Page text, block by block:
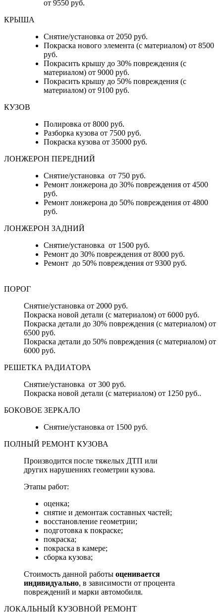
от 9550 руб.
КРЫША
Снятие/установка от 2050 руб.
Покраска нового элемента (с материалом) от 8500
руб.
Покрасить крышу до 30% повреждения (с
материалом) от 9000 руб.
Покрасить крышу до 50% повреждения (с
материалом) от 9100 руб.
КУЗОВ
Полировка от 8000 руб.
Разборка кузова от 7500 руб.
Покраска кузова от 35000 руб.
ЛОНЖЕРОН ПЕРЕДНИЙ
Снятие/установка от 750 руб.
Ремонт лонжерона до 30% повреждения от 4500
руб.
Ремонт лонжерона до 50% повреждения от 4800
руб.
ЛОНЖЕРОН ЗАДНИЙ
Снятие/установка от 1500 руб.
Ремонт до 30% повреждения от 8000 руб.
Ремонт до 50% повреждения от 9300 руб.
ПОРОГ
Снятие/установка от 2000 руб.
Покраска новой детали (с материалом) от 6000 руб.
Покраска детали до 30% повреждения (с материалом) от
6500 руб.
Покраска детали до 50% повреждения (с материалом) от
6000 руб.
РЕШЕТКА РАДИАТОРА
Снятие/установка от 300 руб.
Покраска новой детали (с материалом) от 1250 руб..
БОКОВОЕ ЗЕРКАЛО
Снятие/установка от 1500 руб.
ПОЛНЫЙ РЕМОНТ КУЗОВА
Производится после тяжелых ДТП или
других нарушениях геометрии кузова.
Этапы работ:
оценка;
снятие и демонтаж составных частей;
восстановление геометрии;
подготовка к покраске;
покраска;
покраска в камере;
сборка кузова;
Стоимость данной работы оценивается
индивидуально, в зависимости от процента
повреждений и марки автомобиля.
ЛОКАЛЬНЫЙ КУЗОВНОЙ РЕМОНТ